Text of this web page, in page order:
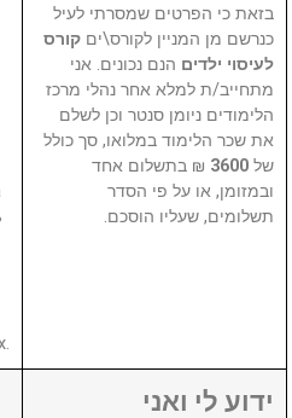
בזאת כי הפרטים שמסרתי לעיל
כנרשם מן המניין לקורס\ים קורס
לעיסוי ילדים הנם נכונים. אני
מתחייב/ת למלא אחר נהלי מרכז
הלימודים ניומן סנטר וכן לשלם
את שכר הלימוד במלואו, סך כולל
של 3600 ₪ בתשלום אחד
ובמזומן, או על פי הסדר
תשלומים, שעליו הוסכם.
ידוע לי ואני